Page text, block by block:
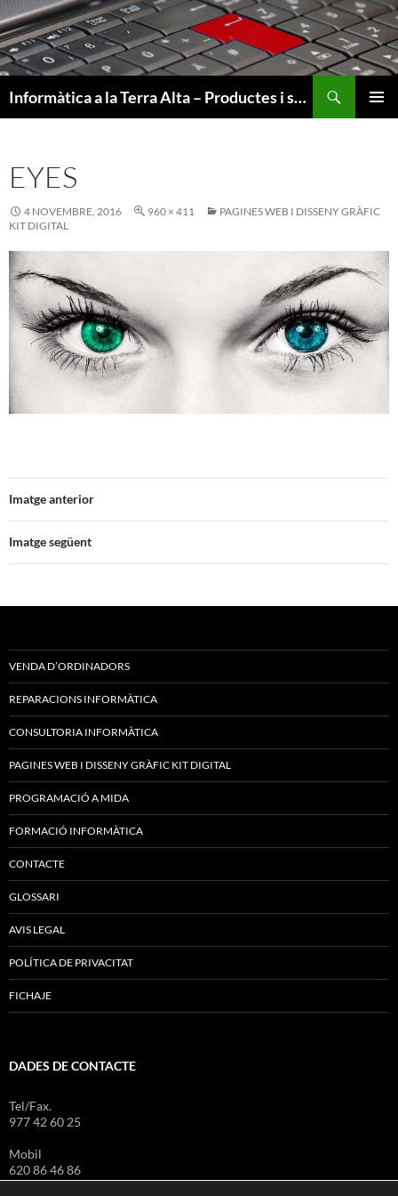
Informàtica a la Terra Alta – Productes i serveis informàtics per a empreses, particulars i administració, venda, reparacions, pagines web…
EYES
4 NOVEMBRE, 2016 960 × 411
PAGINES WEB I DISSENY GRÀFIC
KIT DIGITAL
Imatge anterior
Imatge següent
VENDA D’ORDINADORS
REPARACIONS INFORMÀTICA
CONSULTORIA INFORMÀTICA
PAGINES WEB I DISSENY GRÀFIC KIT DIGITAL
PROGRAMACIÓ A MIDA
FORMACIÓ INFORMÀTICA
CONTACTE
GLOSSARI
AVIS LEGAL
POLÍTICA DE PRIVACITAT
FICHAJE
DADES DE CONTACTE
Tel/Fax.
977 42 60 25
Mobil
620 86 46 86